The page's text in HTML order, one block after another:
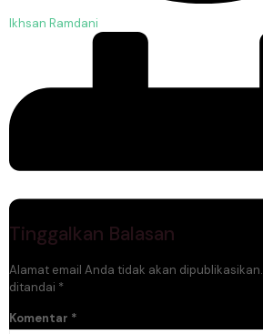
Ikhsan Ramdani
Tinggalkan Balasan
Alamat email Anda tidak akan dipublikasikan.
ditandai *
Komentar *